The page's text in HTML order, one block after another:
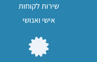
שירות לקוחות
אישי ואנושי